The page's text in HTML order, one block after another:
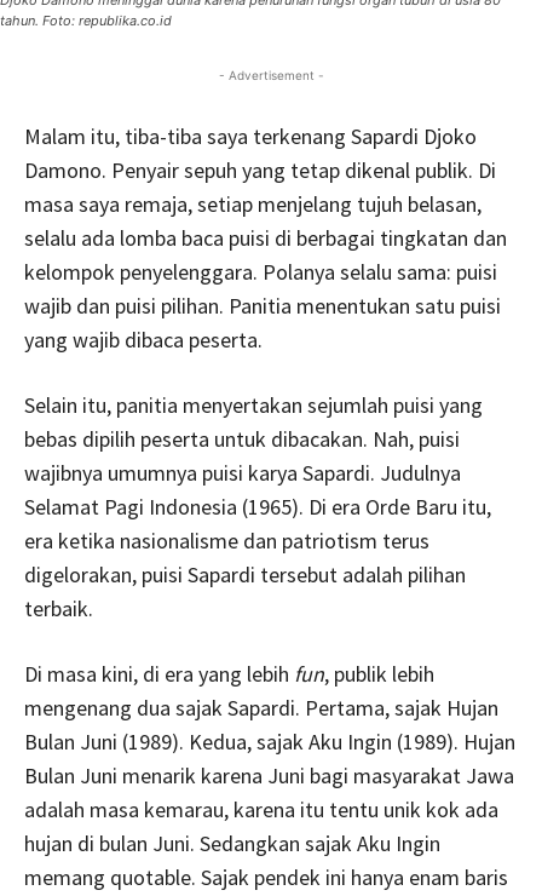
tahun. Foto: republika.co.id
- Advertisement -
Malam itu, tiba-tiba saya terkenang Sapardi Djoko
Damono. Penyair sepuh yang tetap dikenal publik. Di
masa saya remaja, setiap menjelang tujuh belasan,
selalu ada lomba baca puisi di berbagai tingkatan dan
kelompok penyelenggara. Polanya selalu sama: puisi
wajib dan puisi pilihan. Panitia menentukan satu puisi
yang wajib dibaca peserta.
Selain itu, panitia menyertakan sejumlah puisi yang
bebas dipilih peserta untuk dibacakan. Nah, puisi
wajibnya umumnya puisi karya Sapardi. Judulnya
Selamat Pagi Indonesia (1965). Di era Orde Baru itu,
era ketika nasionalisme dan patriotism terus
digelorakan, puisi Sapardi tersebut adalah pilihan
terbaik.
Di masa kini, di era yang lebih fun, publik lebih
mengenang dua sajak Sapardi. Pertama, sajak Hujan
Bulan Juni (1989). Kedua, sajak Aku Ingin (1989). Hujan
Bulan Juni menarik karena Juni bagi masyarakat Jawa
adalah masa kemarau, karena itu tentu unik kok ada
hujan di bulan Juni. Sedangkan sajak Aku Ingin
memang quotable. Sajak pendek ini hanya enam baris